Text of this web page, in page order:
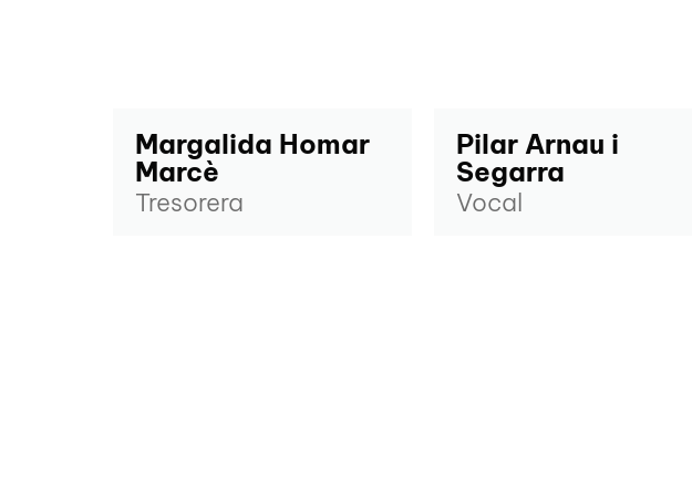
Margalida Homar
Marcè
Tresorera
Pilar Arnau i
Segarra
Vocal